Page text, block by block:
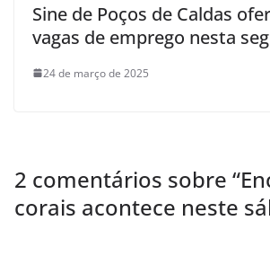
Sine de Poços de Caldas
vagas de emprego nesta
24 de março de 2025
2 comentários sobre “
corais acontece neste